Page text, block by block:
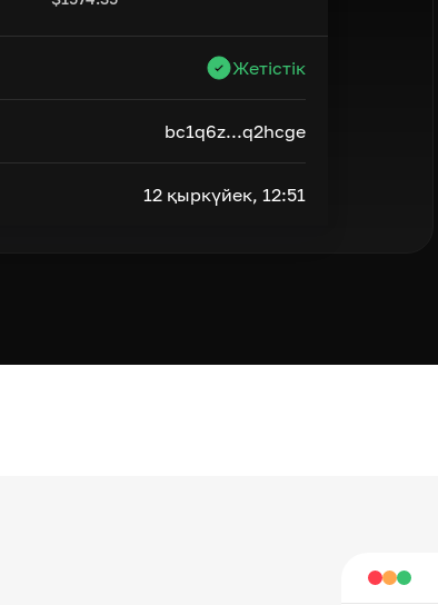
Жетістік
bc1q6z...q2hcge
12 қыркүйек, 12:51